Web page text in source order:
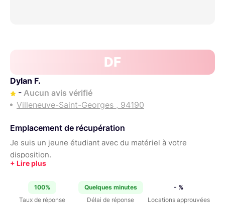
DF
Dylan F.
- Aucun avis vérifié
Villeneuve-Saint-Georges , 94190
Emplacement de récupération
Je suis un jeune étudiant avec du matériel à votre
disposition.
100%
Taux de réponse
Quelques minutes
Délai de réponse
- %
Locations approuvées